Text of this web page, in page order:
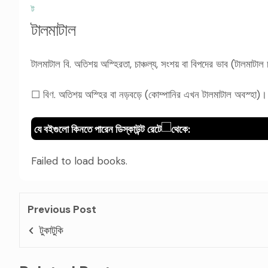
ট
টালমাটাল
টালমাটাল বি. অতিশয় অস্হিরতা, চাঞ্চল্য, সংশয় বা বিপদের ভাব
☐ বিণ. অতিশয় অস্হির বা নড়বড়ে (কোম্পানির এখন টালমাটাল অবস্হা)।
যে বইগুলো কিনতে পারেন ডিস্কাউন্ট রেটে থেকে:
Failed to load books.
Previous Post
টুকাটুকি